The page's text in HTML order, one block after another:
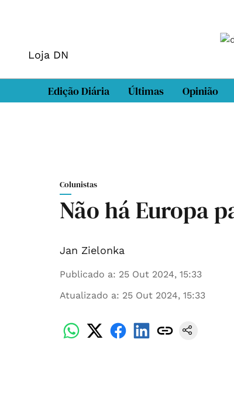
Loja DN
Edição Diária Últimas Opinião
Colunistas
Não há Europa
Jan Zielonka
Publicado a: 25 Out 2024, 15:33
Atualizado a: 25 Out 2024, 15:33